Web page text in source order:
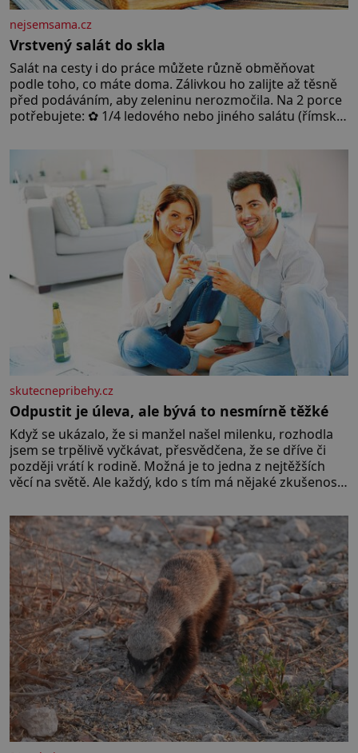
nejsemsama.cz
Vrstvený salát do skla
Salát na cesty i do práce můžete různě obměňovat
podle toho, co máte doma. Zálivkou ho zalijte až těsně
před podáváním, aby zeleninu nerozmočila. Na 2 porce
potřebujete: ✿ 1/4 ledového nebo jiného salátu (římský
okurky ✿ 2 rajčata Zálivka: ✿ 4 lžíce olivového oleje ✿ 1
lžíci citronové šťávy ✿ ½ stroužku
skutecnepribehy.cz
Odpustit je úleva, ale bývá to nesmírně těžké
Když se ukázalo, že si manžel našel milenku, rozhodla
jsem se trpělivě vyčkávat, přesvědčena, že se dříve či
později vrátí k rodině. Možná je to jedna z nejtěžších
věcí na světě. Ale každý, kdo s tím má nějaké zkušenosti,
Když se ke mně doneslo, že si manžel pořídil milenku,